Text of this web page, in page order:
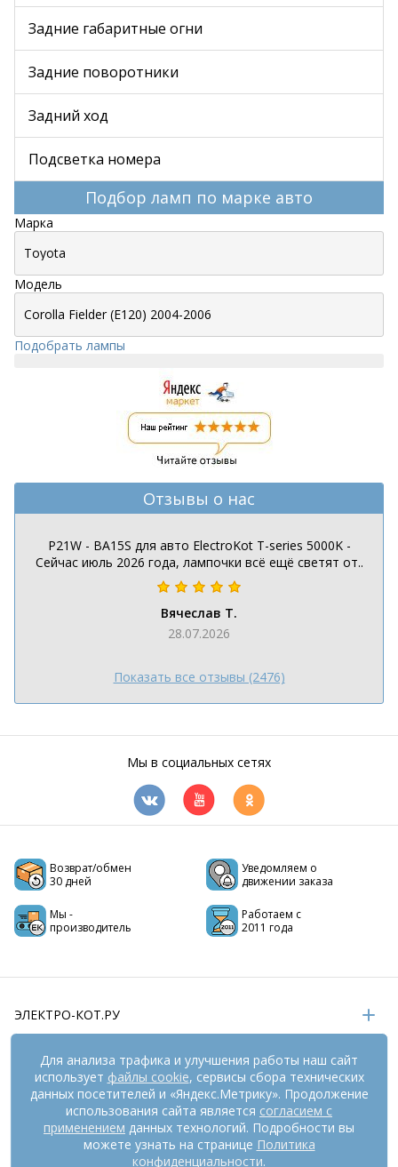
Задние габаритные огни
Задние поворотники
Задний ход
Подсветка номера
Подбор ламп по марке авто
Марка
Модель
Подобрать лампы
Отзывы о нас
P21W - BA15S для авто ElectroKot T-series 5000K -
Сейчас июль 2026 года, лампочки всё ещё светят от..
Вячеслав Т.
28.07.2026
Показать все отзывы (2476)
Мы в социальных сетях
Возврат/обмен
30 дней
Уведомляем о
движении заказа
Мы -
производитель
Работаем с
2011 года
ЭЛЕКТРО-КОТ.РУ
ИНФОРМАЦИЯ
РЕКВИЗИТЫ
На информационном ресурсе применяются
рекомендательные технологии (информационные технологии
Для анализа трафика и улучшения работы наш сайт
использует файлы cookie, сервисы сбора технических
данных посетителей и «Яндекс.Метрику». Продолжение
использования сайта является согласием с
применением данных технологий. Подробности вы
можете узнать на странице Политика
конфиденциальности.